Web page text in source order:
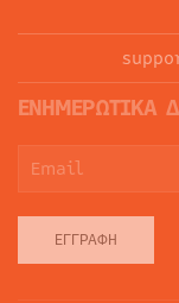
ΕΝΗΜΕΡΩΤΙΚΑ
ΕΓΓΡΑΦΉ